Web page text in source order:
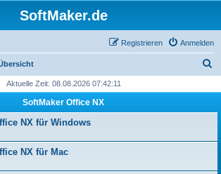
SoftMaker.de
Anmelden
Registrieren
h
Aktuelle Zeit: 08.08.2026 07:42:11
SoftMaker Office NX
NX für Windows
NX für Mac